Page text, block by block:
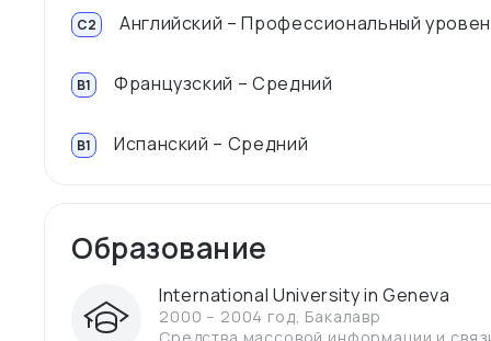
C2 Английский – Профессиональный
B1 Французский – Средний
B1 Испанский – Средний
Образование
International University in Geneva
2000 – 2004 год, Бакалавр